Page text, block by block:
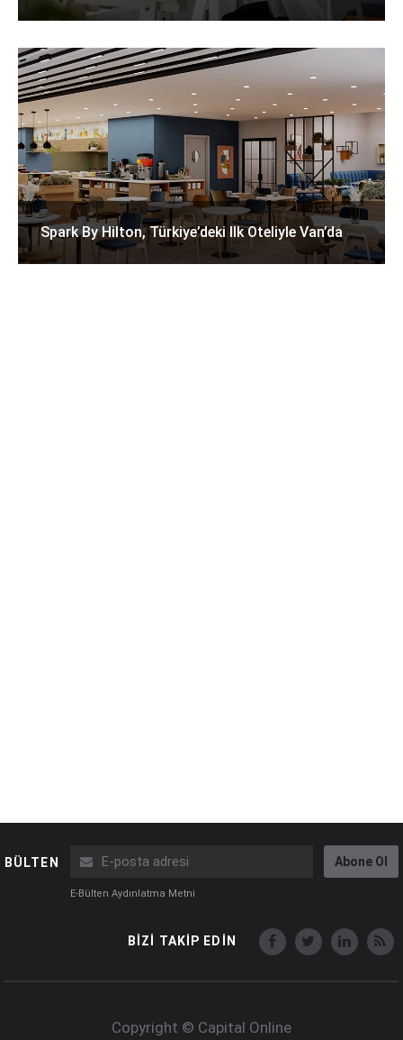
Spark By Hilton, Türkiye’deki Ilk Oteliyle Van’da
BÜLTEN Abone Ol
E-Bülten Aydınlatma Metni
BİZİ TAKİP EDİN
Copyright © Capital Online